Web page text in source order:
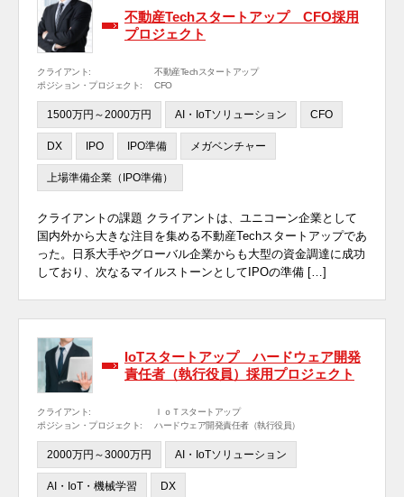
不動産Techスタートアップ CFO採用
プロジェクト
クライアント:
不動産Techスタートアップ
ポジション・プロジェクト:
CFO
1500万円～2000万円 AI・IoTソリューション CFO
DX IPO IPO準備 メガベンチャー
上場準備企業（IPO準備）
クライアントの課題 クライアントは、ユニコーン企業として
国内外から大きな注目を集める不動産Techスタートアップであ
った。日系大手やグローバル企業からも大型の資金調達に成功
しており、次なるマイルストーンとしてIPOの準備 […]
IoTスタートアップ ハードウェア開発
責任者（執行役員）採用プロジェクト
クライアント:
ＩｏＴスタートアップ
ポジション・プロジェクト:
ハードウェア開発責任者（執行役員）
2000万円～3000万円 AI・IoTソリューション
AI・IoT・機械学習 DX